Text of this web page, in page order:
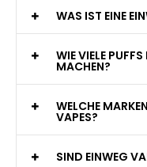
WAS IST EINE
WIE VIELE
MACHEN?
WELCHE
VAPES?
SIND EINWEG